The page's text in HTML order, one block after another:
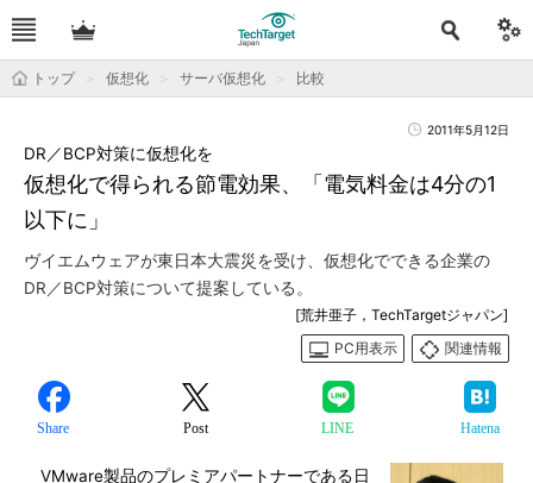
トップ 仮想化 サーバ仮想化 比較
2011年5月12日
仮想化で得られる節電効果、「電気料金は4分の1
以下に」
DR／BCP対策に仮想化を
ヴイエムウェアが東日本大震災を受け、仮想化でできる企業の
DR／BCP対策について提案している。
[荒井亜子，TechTargetジャパン]
PC用表示
関連情報
Share Post LINE Hatena
VMware製品のプレミアパートナーである日